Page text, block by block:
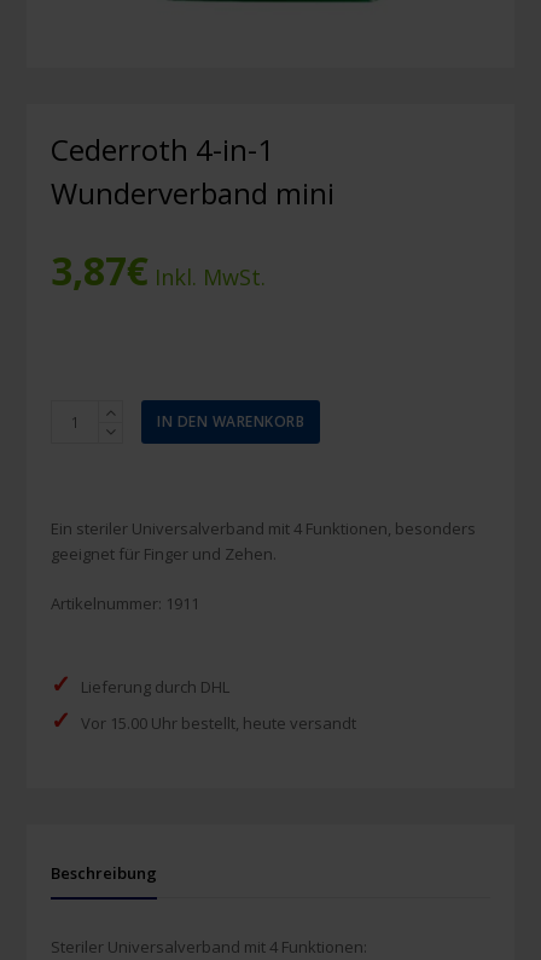
Cederroth 4-in-1
Wunderverband mini
3,87€ Inkl. MwSt.
Cederroth
mini
Menge
IN DEN WARENKORB
Ein steriler Universalverband mit 4 Funktionen, besonders
geeignet für Finger und Zehen.
Artikelnummer: 1911
✓ Lieferung durch DHL
✓ Vor 15.00 Uhr bestellt, heute versandt
Beschreibung
Steriler Universalverband mit 4 Funktionen: